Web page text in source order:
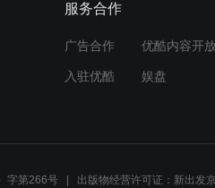
服务合作
广告合作 优酷内容开
入驻优酷 娱盘
字第266号 出版物经营许可证：新出发